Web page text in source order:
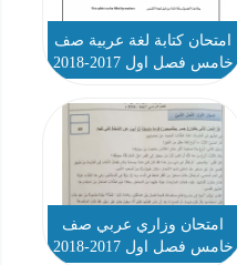
امتحان كتابة لغة عربية صف
خامس فصل اول 2017-2018
امتحان وزاري عربي صف
خامس فصل اول 2017-2018